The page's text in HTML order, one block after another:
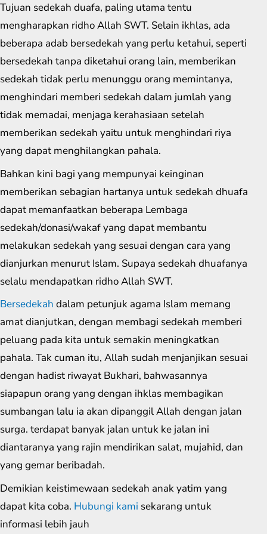
Tujuan sedekah duafa, paling utama tentu
mengharapkan ridho Allah SWT. Selain ikhlas, ada
beberapa adab bersedekah yang perlu ketahui, seperti
bersedekah tanpa diketahui orang lain, memberikan
sedekah tidak perlu menunggu orang memintanya,
menghindari memberi sedekah dalam jumlah yang
tidak memadai, menjaga kerahasiaan setelah
memberikan sedekah yaitu untuk menghindari riya
yang dapat menghilangkan pahala.
Bahkan kini bagi yang mempunyai keinginan
memberikan sebagian hartanya untuk sedekah dhuafa
dapat memanfaatkan beberapa Lembaga
sedekah/donasi/wakaf yang dapat membantu
melakukan sedekah yang sesuai dengan cara yang
dianjurkan menurut Islam. Supaya sedekah dhuafanya
selalu mendapatkan ridho Allah SWT.
Bersedekah dalam petunjuk agama Islam memang
amat dianjutkan, dengan membagi sedekah memberi
peluang pada kita untuk semakin meningkatkan
pahala. Tak cuman itu, Allah sudah menjanjikan sesuai
dengan hadist riwayat Bukhari, bahwasannya
siapapun orang yang dengan ihklas membagikan
sumbangan lalu ia akan dipanggil Allah dengan jalan
surga. terdapat banyak jalan untuk ke jalan ini
diantaranya yang rajin mendirikan salat, mujahid, dan
yang gemar beribadah.
Demikian keistimewaan sedekah anak yatim yang
dapat kita coba. Hubungi kami sekarang untuk
informasi lebih jauh